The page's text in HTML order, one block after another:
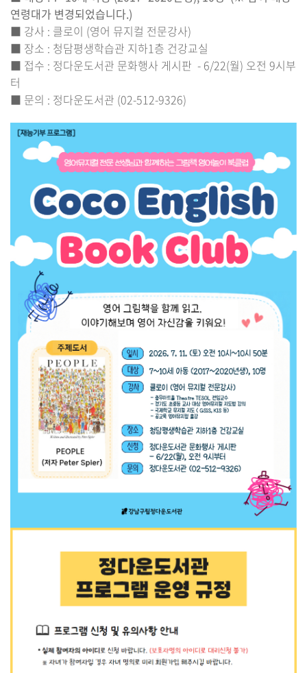
연령대가 변경되었습니다.)
■ 강사 : 클로이 (영어 뮤지컬 전문강사)
■ 장소 : 청담평생학습관 지하1층 건강교실
■ 접수 : 정다운도서관 문화행사 게시판 - 6/22(월) 오전 9시부
터
■ 문의 : 정다운도서관 (02-512-9326)